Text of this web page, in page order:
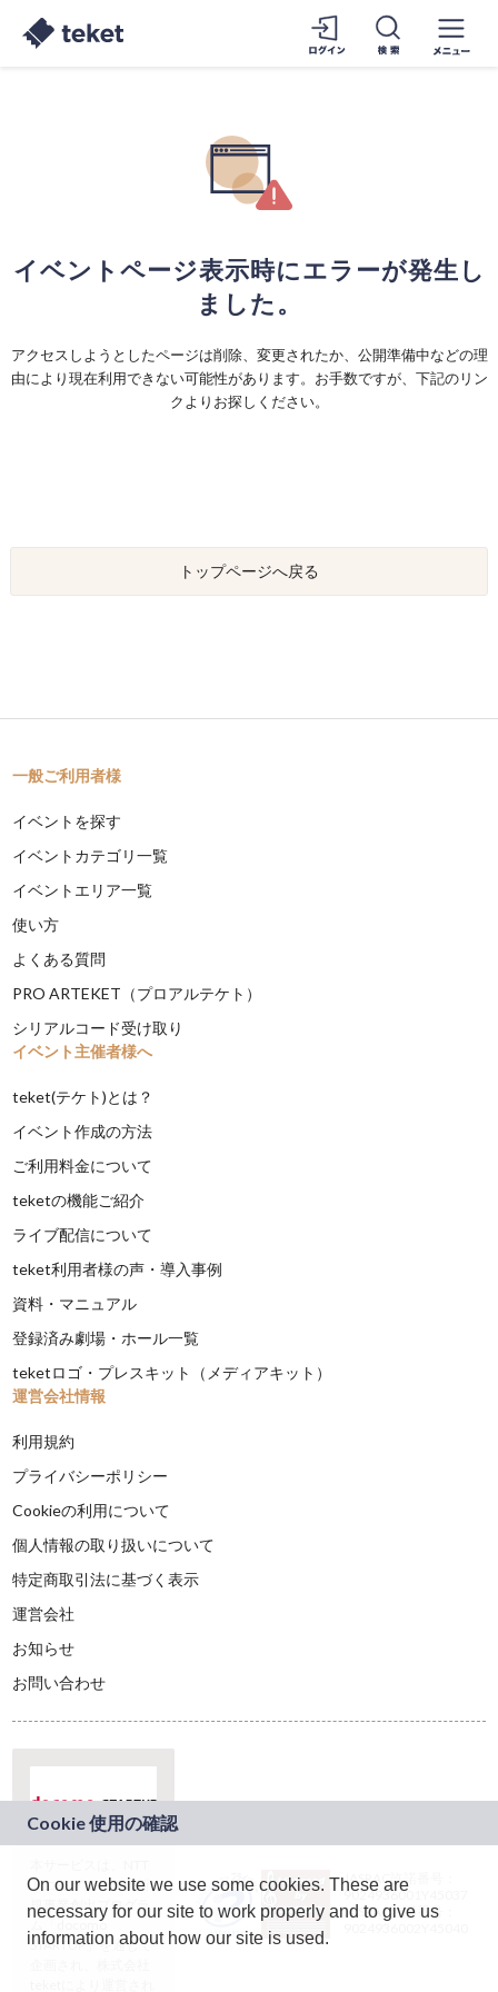
イベントページ表示時にエラーが発生し
ました。
アクセスしようとしたページは削除、変更されたか、公開準備中などの理
由により現在利用できない可能性があります。お手数ですが、下記のリン
クよりお探しください。
トップページへ戻る
一般ご利用者様
イベントを探す
イベントカテゴリ一覧
イベントエリア一覧
使い方
よくある質問
PRO ARTEKET（プロアルテケト）
シリアルコード受け取り
イベント主催者様へ
teket(テケト)とは？
イベント作成の方法
ご利用料金について
teketの機能ご紹介
ライブ配信について
teket利用者様の声・導入事例
資料・マニュアル
登録済み劇場・ホール一覧
teketロゴ・プレスキット（メディアキット）
運営会社情報
利用規約
プライバシーポリシー
Cookieの利用について
個人情報の取り扱いについて
特定商取引法に基づく表示
運営会社
お知らせ
お問い合わせ
ドコモグループの新
規事業創出プログラ
ム「docomo
STARTUP」を通じて
JASRAC許諾番号：
9024936001Y45037
JASRAC許諾番号：
On our website we use some cookies. These are
necessary for our site to work properly and to give us
information about how our site is used.